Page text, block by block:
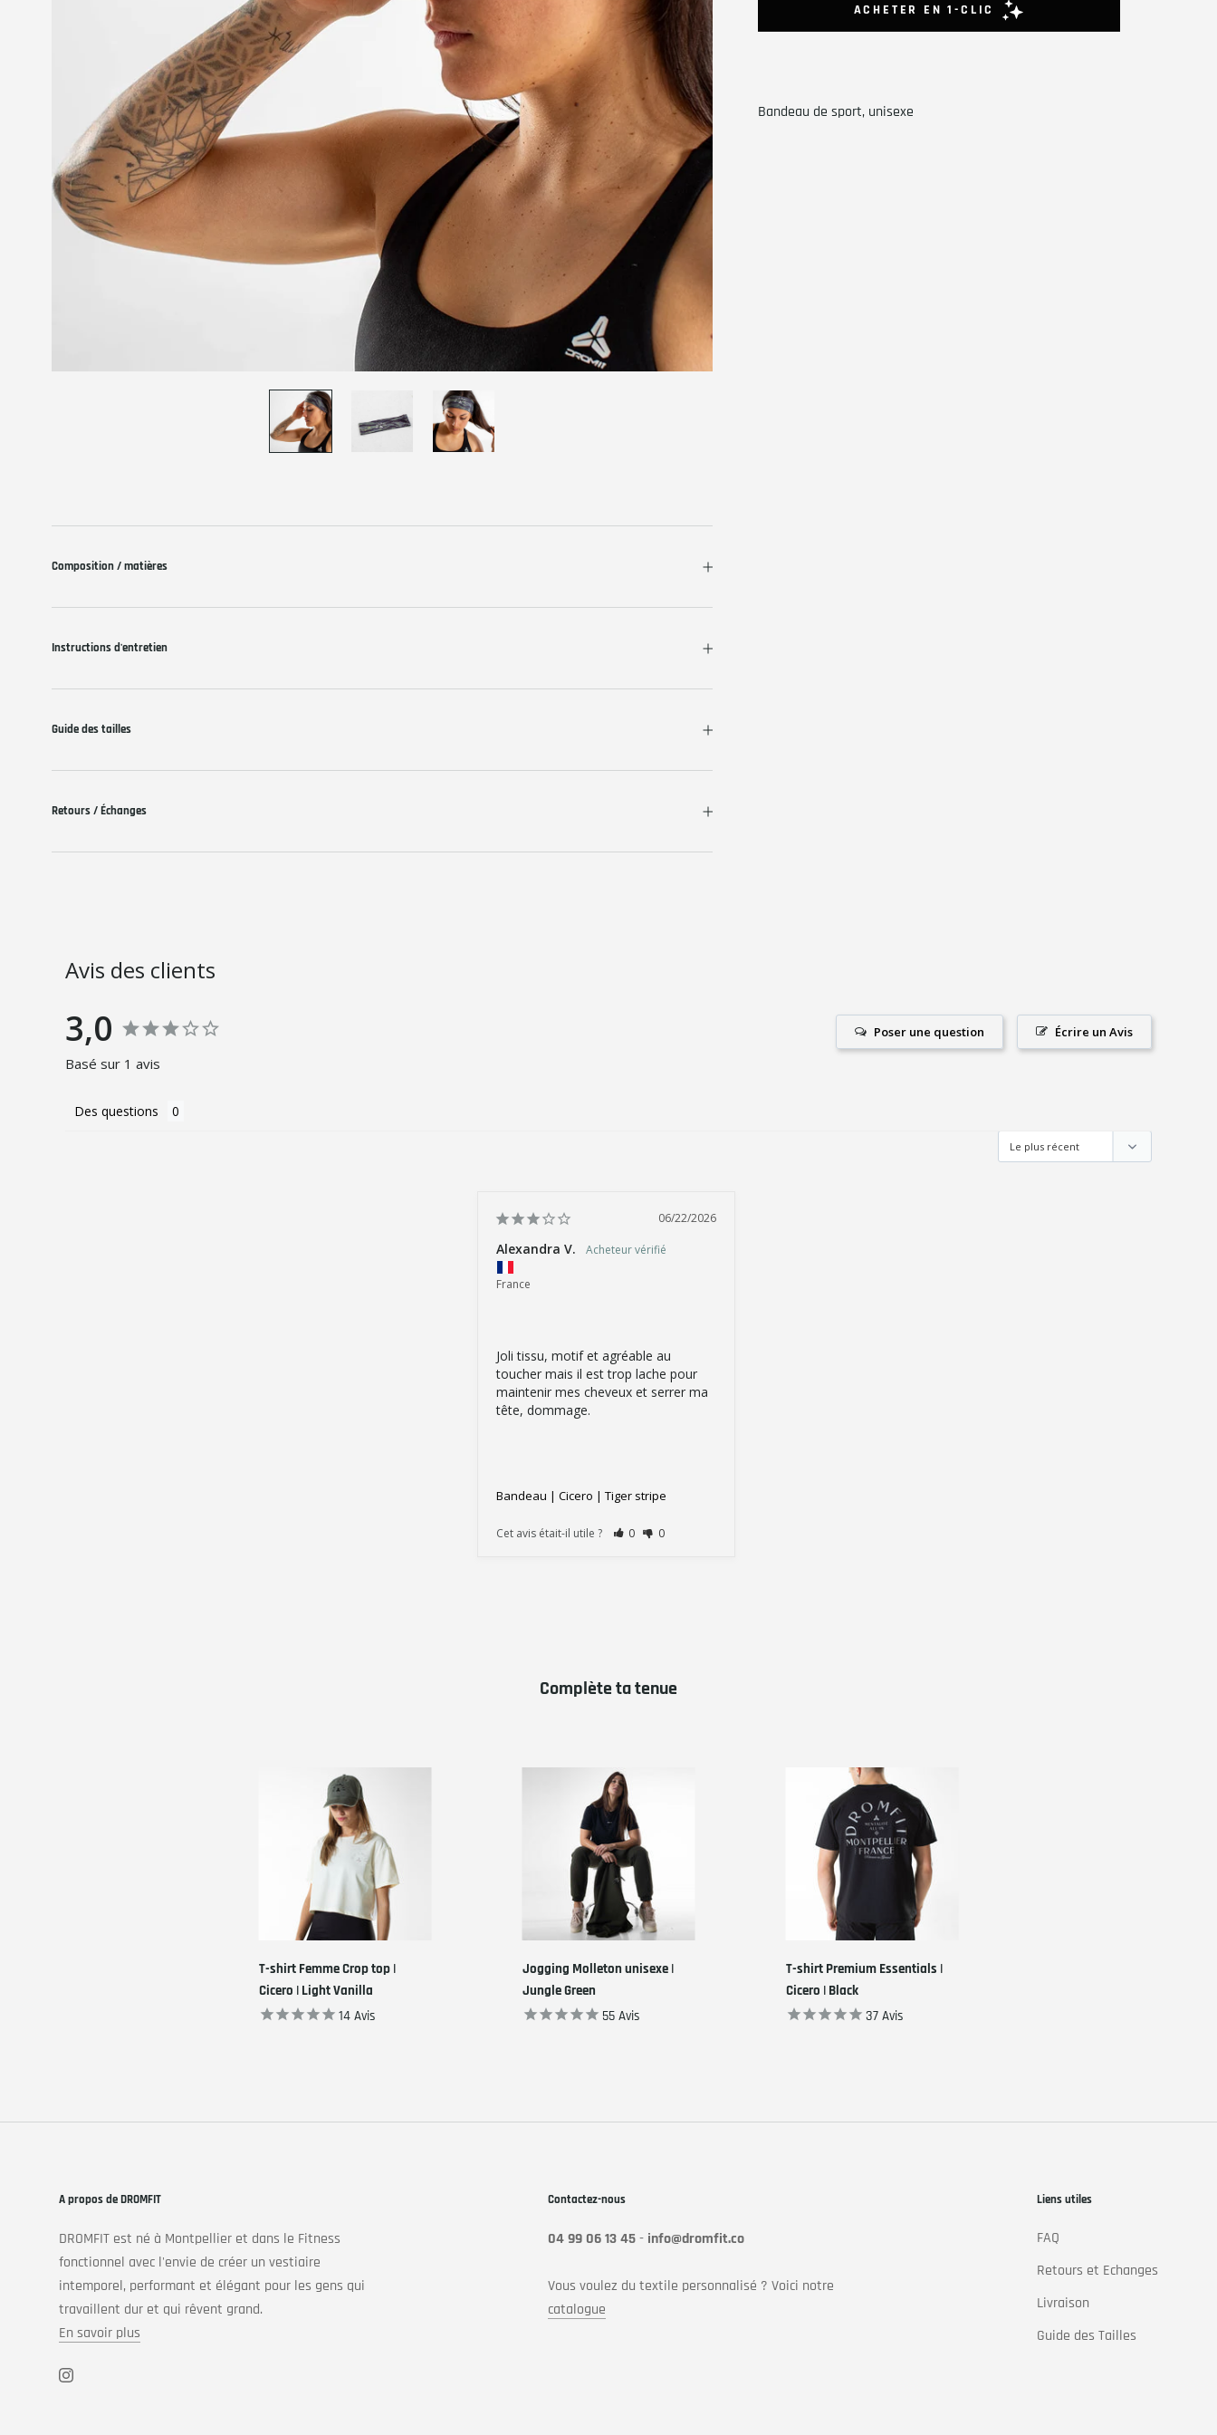
Bandeau de sport, unisexe
Composition / matières
Instructions d'entretien
Guide des tailles
Retours / Échanges
Avis des clients
3,0
Basé sur 1 avis
Écrire un Avis
Poser une question
Des questions
06/22/2026
Alexandra V.
France
Joli tissu, motif et agréable au
toucher mais il est trop lache pour
maintenir mes cheveux et serrer ma
tête, dommage.
Bandeau | Cicero | Tiger stripe
Cet avis était-il utile ? 0 0
Complète ta tenue
T-shirt Femme Crop top |
Cicero | Light Vanilla
14Avis
Jogging Molleton unisexe |
Jungle Green
55Avis
T-shirt Premium Essentials |
Cicero | Black
37Avis
A propos de DROMFIT
DROMFIT est né à Montpellier et dans le Fitness
fonctionnel avec l'envie de créer un vestiaire
intemporel, performant et élégant pour les gens qui
travaillent dur et qui rêvent grand.
En savoir plus
Contactez-nous
04 99 06 13 45- info@dromfit.co
Vous voulez du textile personnalisé ? Voici notre
catalogue
Liens utiles
FAQ
Retours et Echanges
Livraison
Guide des Tailles